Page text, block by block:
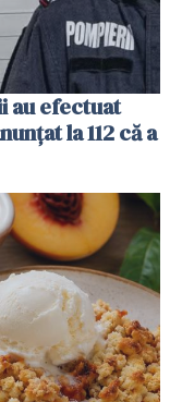
au efectuat
la 112 că a